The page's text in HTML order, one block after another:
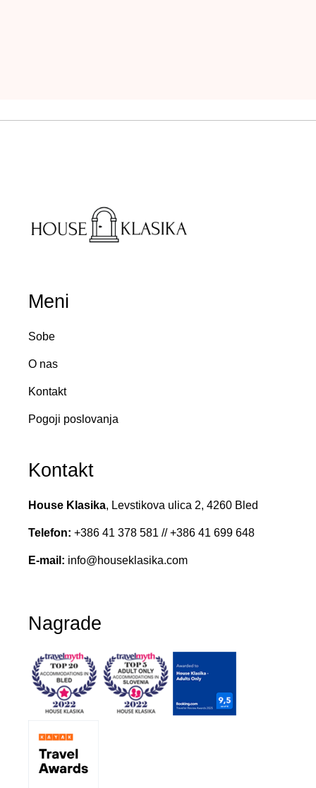
Meni
Sobe
O nas
Kontakt
Pogoji poslovanja
Kontakt
House Klasika, Levstikova ulica 2, 4260 Bled
Telefon: +386 41 378 581 //+386 41 699 648
E-mail: info@houseklasika.com
Nagrade